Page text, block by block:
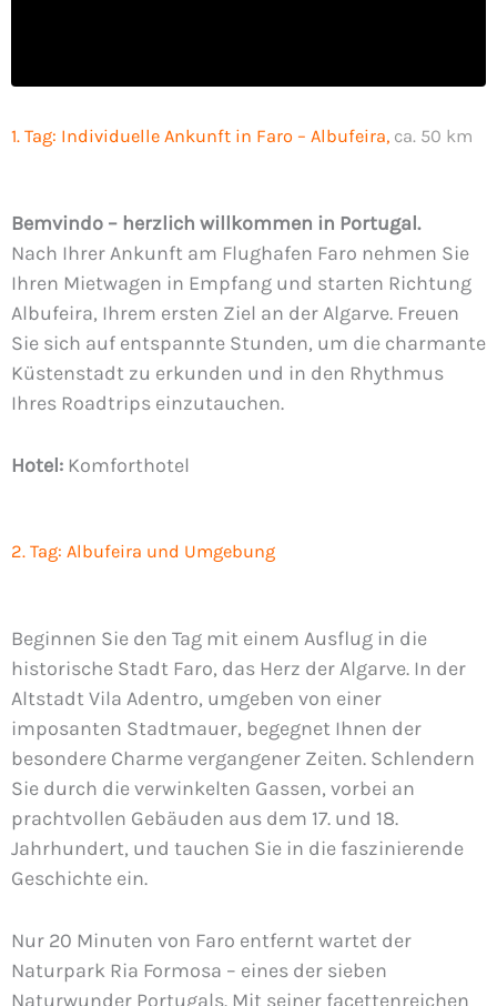
1. Tag: Individuelle Ankunft in Faro – Albufeira, ca. 50 km
Bemvindo – herzlich willkommen in Portugal.
Nach Ihrer Ankunft am Flughafen Faro nehmen Sie
Ihren Mietwagen in Empfang und starten Richtung
Albufeira, Ihrem ersten Ziel an der Algarve. Freuen
Sie sich auf entspannte Stunden, um die charmante
Küstenstadt zu erkunden und in den Rhythmus
Ihres Roadtrips einzutauchen.
Hotel: Komforthotel
2. Tag: Albufeira und Umgebung
Beginnen Sie den Tag mit einem Ausflug in die
historische Stadt Faro, das Herz der Algarve. In der
Altstadt Vila Adentro, umgeben von einer
imposanten Stadtmauer, begegnet Ihnen der
besondere Charme vergangener Zeiten. Schlendern
Sie durch die verwinkelten Gassen, vorbei an
prachtvollen Gebäuden aus dem 17. und 18.
Jahrhundert, und tauchen Sie in die faszinierende
Geschichte ein.
Nur 20 Minuten von Faro entfernt wartet der
Naturpark Ria Formosa – eines der sieben
Naturwunder Portugals. Mit seiner facettenreichen